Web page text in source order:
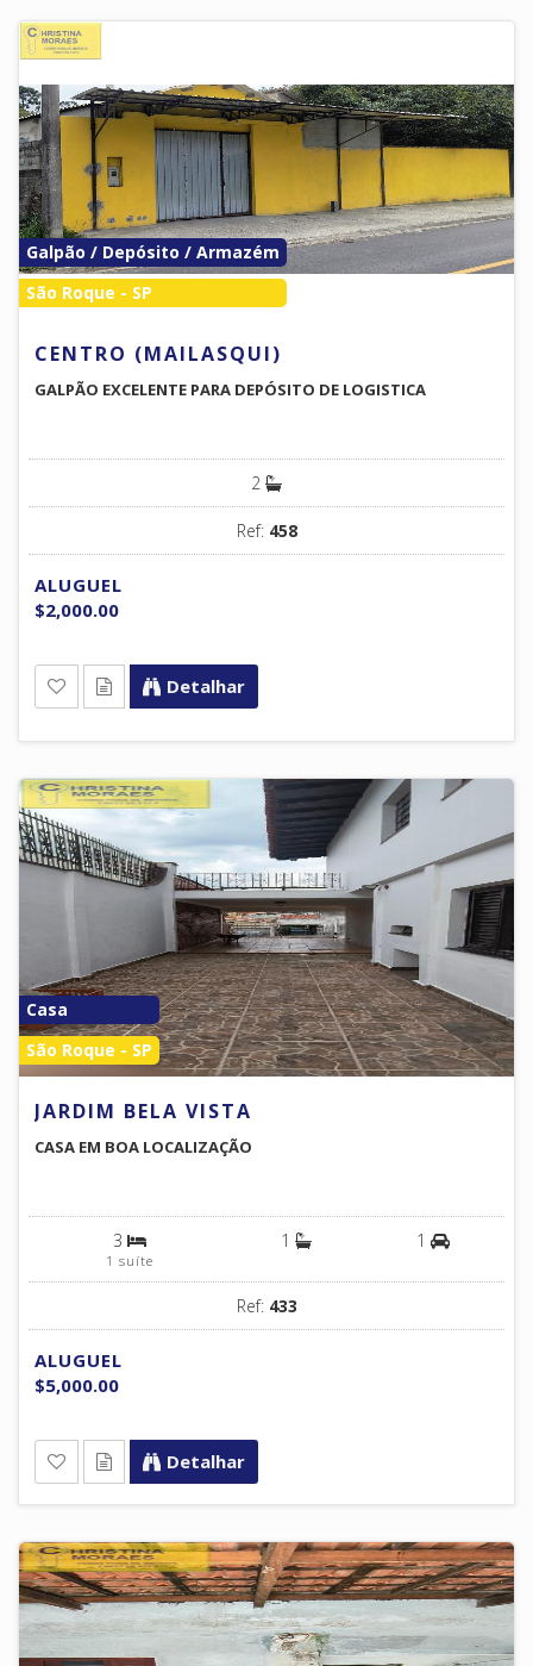
Galpão / Depósito / Armazém
São Roque - SP
CENTRO (MAILASQUI)
GALPÃO EXCELENTE PARA DEPÓSITO DE LOGISTICA
2
Ref: 458
ALUGUEL
$2,000.00
Detalhar
Casa
São Roque - SP
JARDIM BELA VISTA
CASA EM BOA LOCALIZAÇÃO
3
1 suíte
1 1
Ref: 433
ALUGUEL
$5,000.00
Detalhar